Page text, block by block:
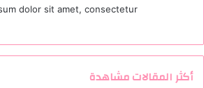
dolor sit amet, consectetur.
أكثر المقالات مشاهدة